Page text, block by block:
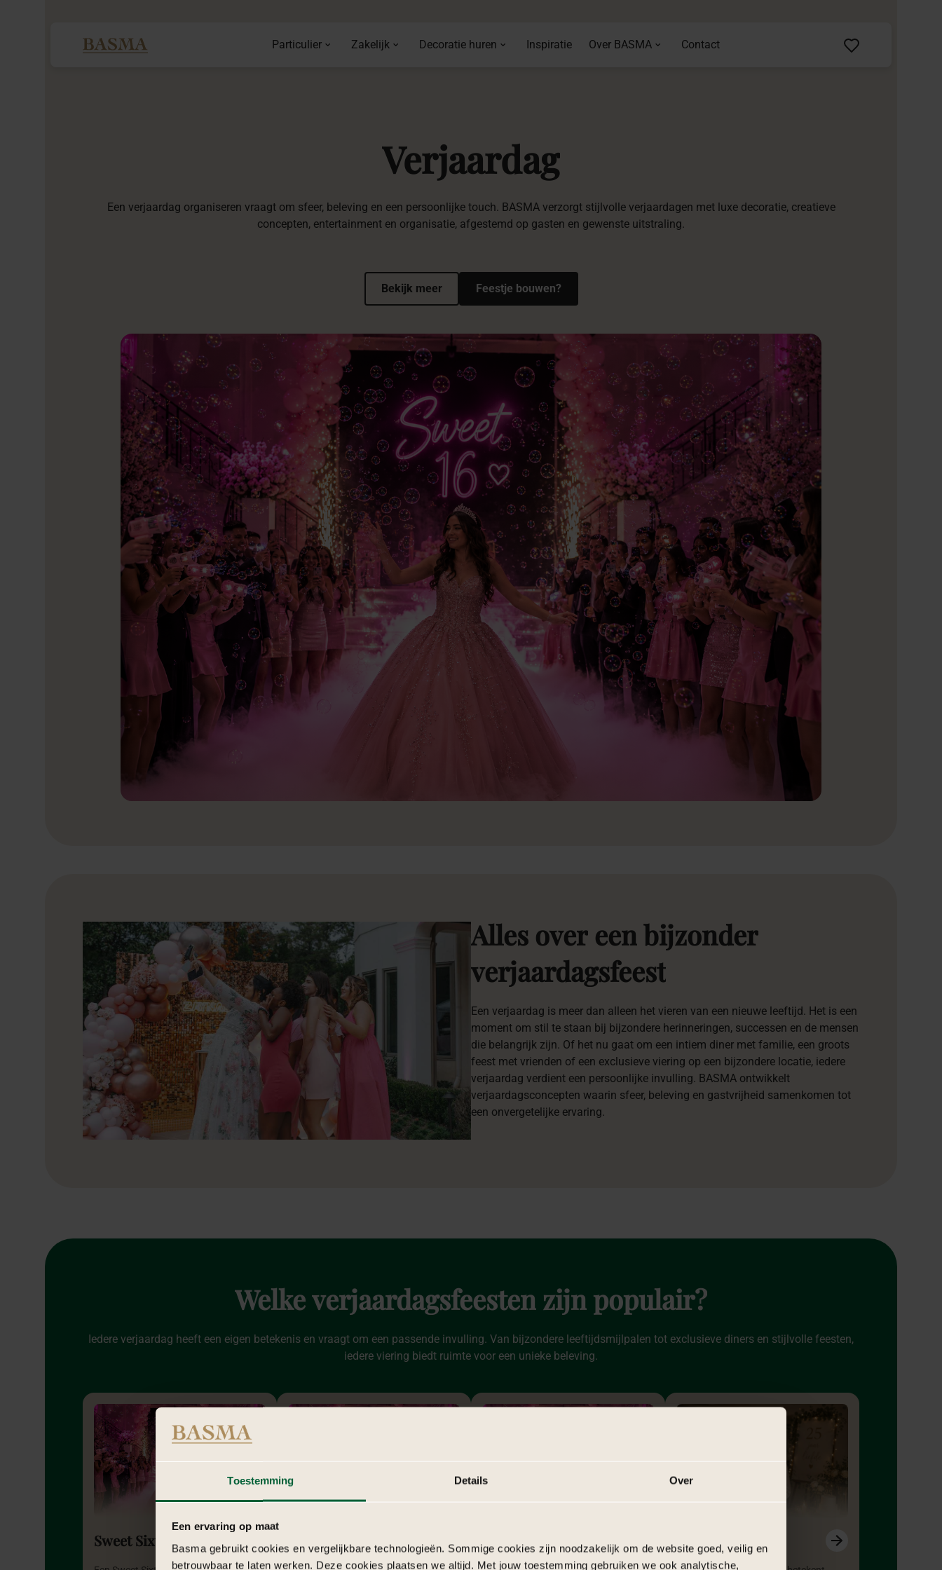
Toestemming Details Over
Een ervaring op maat
Basma gebruikt cookies en vergelijkbare technologieën. Sommige cookies zijn noodzakelijk om de website goed, veilig en
betrouwbaar te laten werken. Deze cookies plaatsen we altijd. Met jouw toestemming gebruiken we ook analytische,
Particulier Zakelijk Decoratie huren Inspiratie Over BASMA Contact
Verjaardag
Een verjaardag organiseren vraagt om sfeer, beleving en een persoonlijke touch. BASMA verzorgt stijlvolle verjaardagen met luxe decoratie, creatieve
concepten, entertainment en organisatie, afgestemd op gasten en gewenste uitstraling.
Bekijk meer Feestje bouwen?
Alles over eenbijzonder
verjaardagsfeest
Een verjaardag is meer dan alleen het vieren van een nieuwe leeftijd. Het is een
moment om stil te staan bij bijzondere herinneringen, successen en de mensen
die belangrijk zijn. Of het nu gaat om een intiem diner met familie, een groots
feest met vrienden of een exclusieve viering op een bijzondere locatie, iedere
verjaardag verdient een persoonlijke invulling. BASMA ontwikkelt
verjaardagsconcepten waarin sfeer, beleving en gastvrijheid samenkomen tot
een onvergetelijke ervaring.
Welkeverjaardagsfeesten zijnpopulair?
Iedere verjaardag heeft een eigen betekenis en vraagt om een passende invulling. Van bijzondere leeftijdsmijlpalen tot exclusieve diners en stijlvolle feesten,
iedere viering biedt ruimte voor een unieke beleving.
Sweet Sixteen 21-diner verjaardagsfeest jubileumfeest